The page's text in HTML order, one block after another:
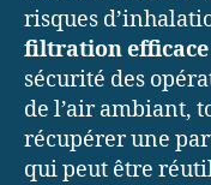
risques
filtration efficace
sécurité des
de l’air ambiant,
récupérer une
qui peut être